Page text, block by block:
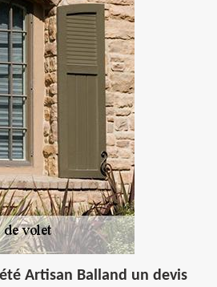
Artisan Balland un devis